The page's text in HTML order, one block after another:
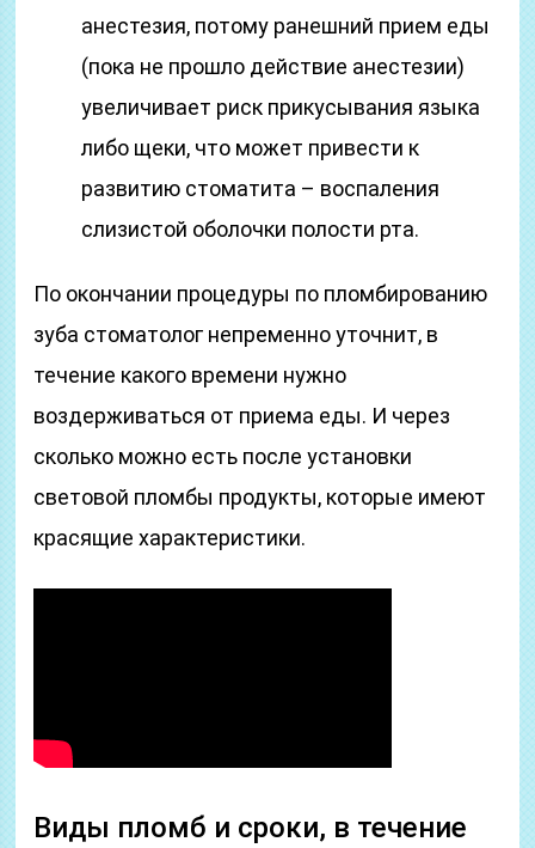
анестезия, потому ранешний прием еды
(пока не прошло действие анестезии)
увеличивает риск прикусывания языка
либо щеки, что может привести к
развитию стоматита – воспаления
слизистой оболочки полости рта.
По окончании процедуры по пломбированию
зуба стоматолог непременно уточнит, в
течение какого времени нужно
воздерживаться от приема еды. И через
сколько можно есть после установки
световой пломбы продукты, которые имеют
красящие характеристики.
Виды пломб и сроки, в течение